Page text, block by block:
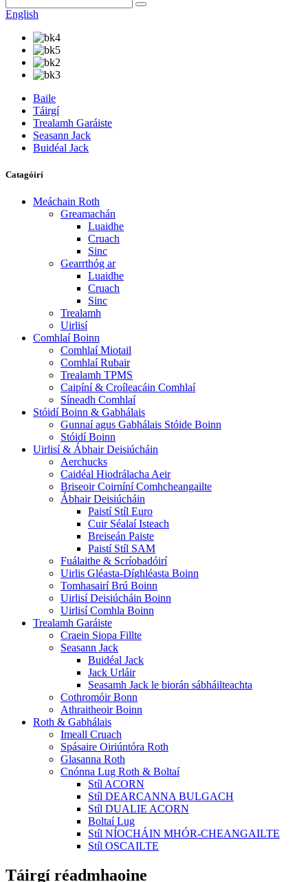
English
Baile
Táirgí
Trealamh Garáiste
Seasann Jack
Buidéal Jack
Catagóirí
Meáchain Roth
Greamachán
Luaidhe
Cruach
Sinc
Gearrthóg ar
Luaidhe
Cruach
Sinc
Trealamh
Uirlisí
Comhlaí Boinn
Comhlaí Miotail
Comhlaí Rubair
Trealamh TPMS
Caipíní & Croíleacáin Comhlaí
Síneadh Comhlaí
Stóidí Boinn & Gabhálais
Gunnaí agus Gabhálais Stóide Boinn
Stóidí Boinn
Uirlisí & Ábhair Deisiúcháin
Aerchucks
Caidéal Hiodrálacha Aeir
Briseoir Coirníní Comhcheangailte
Ábhair Deisiúcháin
Paistí Stíl Euro
Cuir Séalaí Isteach
Breiseán Paiste
Paistí Stíl SAM
Fuálaithe & Scríobadóirí
Uirlis Gléasta-Díghléasta Boinn
Tomhasairí Brú Boinn
Uirlisí Deisiúcháin Boinn
Uirlisí Comhla Boinn
Trealamh Garáiste
Craein Siopa Fillte
Seasann Jack
Buidéal Jack
Jack Urláir
Seasamh Jack le biorán sábháilteachta
Cothromóir Bonn
Athraitheoir Boinn
Roth & Gabhálais
Imeall Cruach
Spásaire Oiriúntóra Roth
Glasanna Roth
Cnónna Lug Roth & Boltaí
Stíl ACORN
Stíl DEARCANNA BULGACH
Stíl DUALIE ACORN
Boltaí Lug
Stíl NÍOCHÁIN MHÓR-CHEANGAILTE
Stíl OSCAILTE
Táirgí réadmhaoine